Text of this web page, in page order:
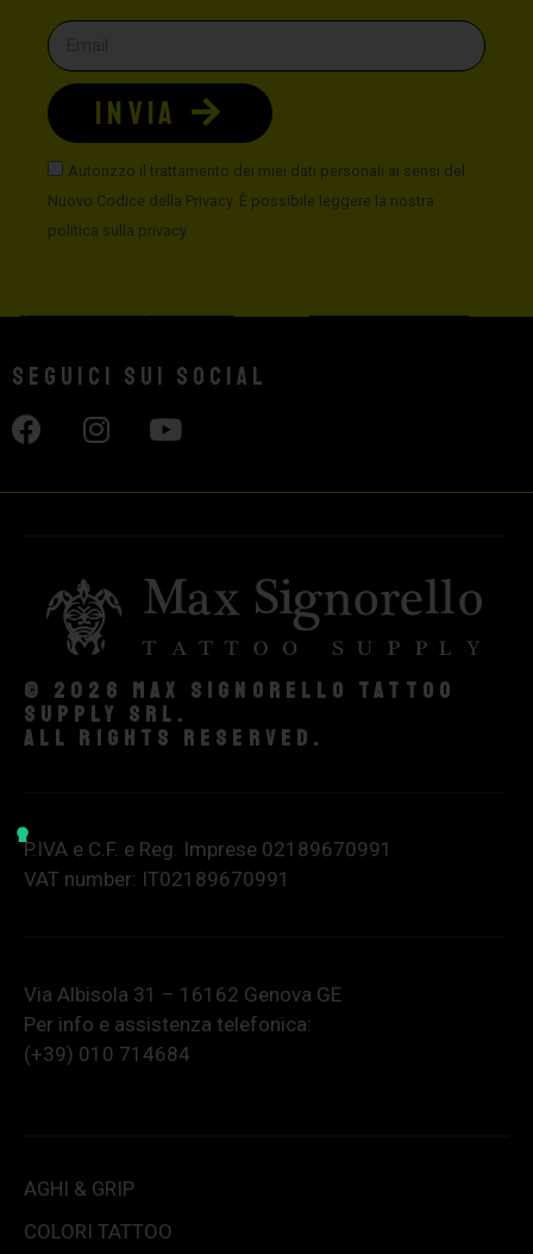
Autorizzo il trattamento dei miei dati personali ai sensi del
Nuovo Codice della Privacy. È possibile leggere la nostra
politica sulla privacy
INVIA
Seguici sui social
© 2026 Max Signorello Tattoo
supply srl.
All rights reserved.
P.IVA e C.F. e Reg. Imprese 02189670991
VAT number: IT02189670991
Via Albisola 31 – 16162 Genova GE
Per info e assistenza telefonica:
(+39) 010 714684
AGHI & GRIP
COLORI TATTOO